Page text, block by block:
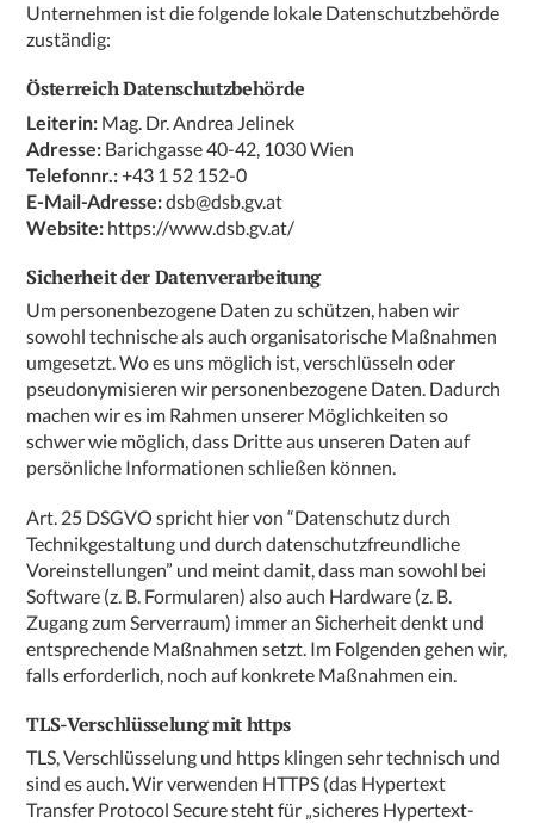
Unternehmen ist die folgende lokale Datenschutzbehörde
zuständig:
Österreich Datenschutzbehörde
Leiterin: Mag. Dr. Andrea Jelinek
Adresse: Barichgasse 40-42, 1030 Wien
Telefonnr.:+43 1 52 152-0
E-Mail-Adresse:dsb@dsb.gv.at
Website: https://www.dsb.gv.at/
Sicherheit der Datenverarbeitung
Um personenbezogene Daten zu schützen, haben wir
sowohl technische als auch organisatorische Maßnahmen
umgesetzt. Wo es uns möglich ist, verschlüsseln oder
pseudonymisieren wir personenbezogene Daten. Dadurch
machen wir es im Rahmen unserer Möglichkeiten so
schwer wie möglich, dass Dritte aus unseren Daten auf
persönliche Informationen schließen können.
Art. 25 DSGVO spricht hier von “Datenschutz durch
Technikgestaltung und durch datenschutzfreundliche
Voreinstellungen” und meint damit, dass man sowohl bei
Software (z. B. Formularen) also auch Hardware (z. B.
Zugang zum Serverraum) immer an Sicherheit denkt und
entsprechende Maßnahmen setzt. Im Folgenden gehen wir,
falls erforderlich, noch auf konkrete Maßnahmen ein.
TLS-Verschlüsselung mit https
TLS, Verschlüsselung und https klingen sehr technisch und
sind es auch. Wir verwenden HTTPS (das Hypertext
Transfer Protocol Secure steht für „sicheres Hypertext-